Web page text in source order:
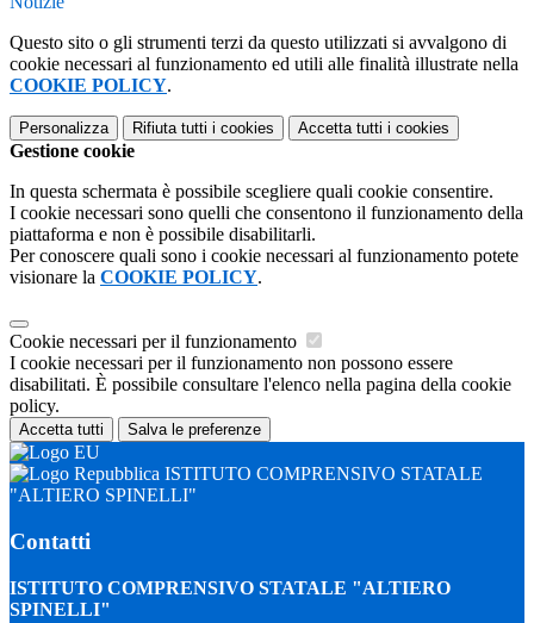
Questo sito o gli strumenti terzi da questo utilizzati si avvalgono di
cookie necessari al funzionamento ed utili alle finalità illustrate nella
COOKIE POLICY.
Personalizza Rifiuta tutti i cookies Accetta tutti i cookies
Gestione cookie
In questa schermata è possibile scegliere quali cookie consentire.
I cookie necessari sono quelli che consentono il funzionamento della
piattaforma e non è possibile disabilitarli.
Per conoscere quali sono i cookie necessari al funzionamento potete
visionare la COOKIE POLICY.
Cookie necessari per il funzionamento
I cookie necessari per il funzionamento non possono essere
disabilitati. È possibile consultare l'elenco nella pagina della cookie
policy.
Accetta tutti Salva le preferenze
ISTITUTO COMPRENSIVO STATALE
"ALTIERO SPINELLI"
Contatti
ISTITUTO COMPRENSIVO STATALE "ALTIERO
SPINELLI"